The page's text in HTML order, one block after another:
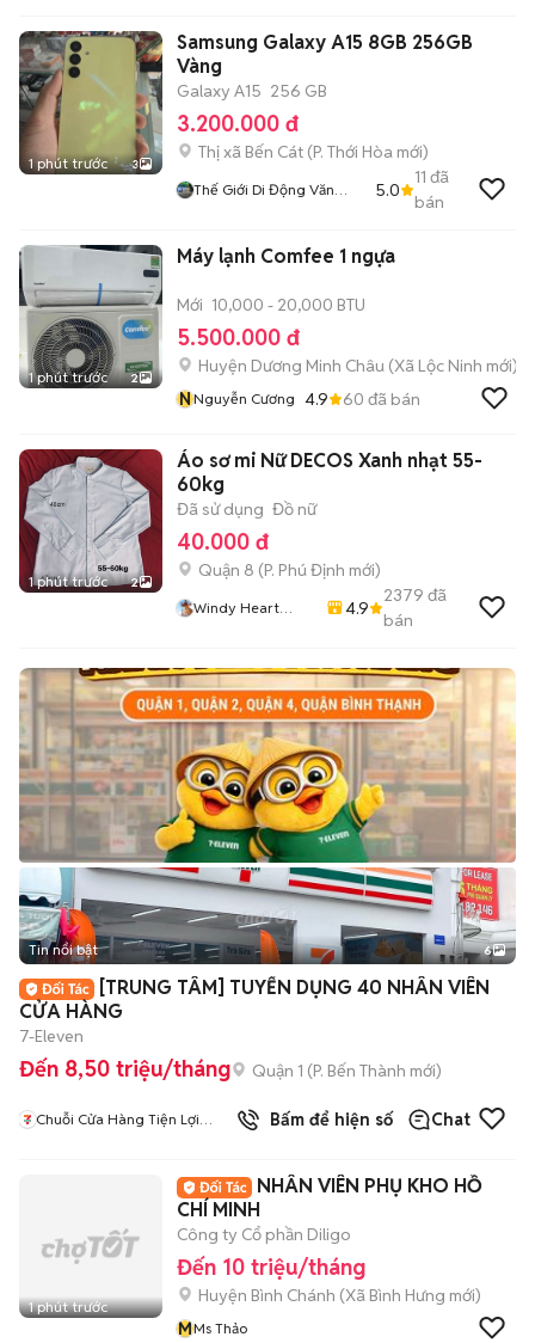
1 phút trước 3
Samsung Galaxy A15 8GB 256GB
Vàng
Galaxy A15 256 GB
3.200.000 đ
Thị xã Bến Cát (P. Thới Hòa mới)
Thế Giới Di Động Văn
5.0
11 đã
bán
1 phút trước 2
Máy lạnh Comfee 1 ngựa
Mới 10,000 - 20,000 BTU
5.500.000 đ
Huyện Dương Minh Châu (Xã Lộc Ninh mới)
NNguyễn Cương 4.9 60 đã bán
1 phút trước 2
Áo sơ mi Nữ DECOS Xanh nhạt 55-
60kg
Đã sử dụng Đồ nữ
40.000 đ
Quận 8 (P. Phú Định mới)
Windy Heart
4.9
2379 đã
bán
+2
Tin nổi bật 6
[TRUNG TÂM] TUYỂN DỤNG 40 NHÂN VIÊN
CỬA HÀNG
7-Eleven
Đến 8,50 triệu/tháng Quận 1 (P. Bến Thành mới)
Chuỗi Cửa Hàng Tiện Lợi
2đã bán
Bấm để hiện số Chat
1 phút trước
NHÂN VIÊN PHỤ KHO HỒ
CHÍ MINH
Công ty Cổ phần Diligo
Đến 10 triệu/tháng
Huyện Bình Chánh (Xã Bình Hưng mới)
MMs Thảo